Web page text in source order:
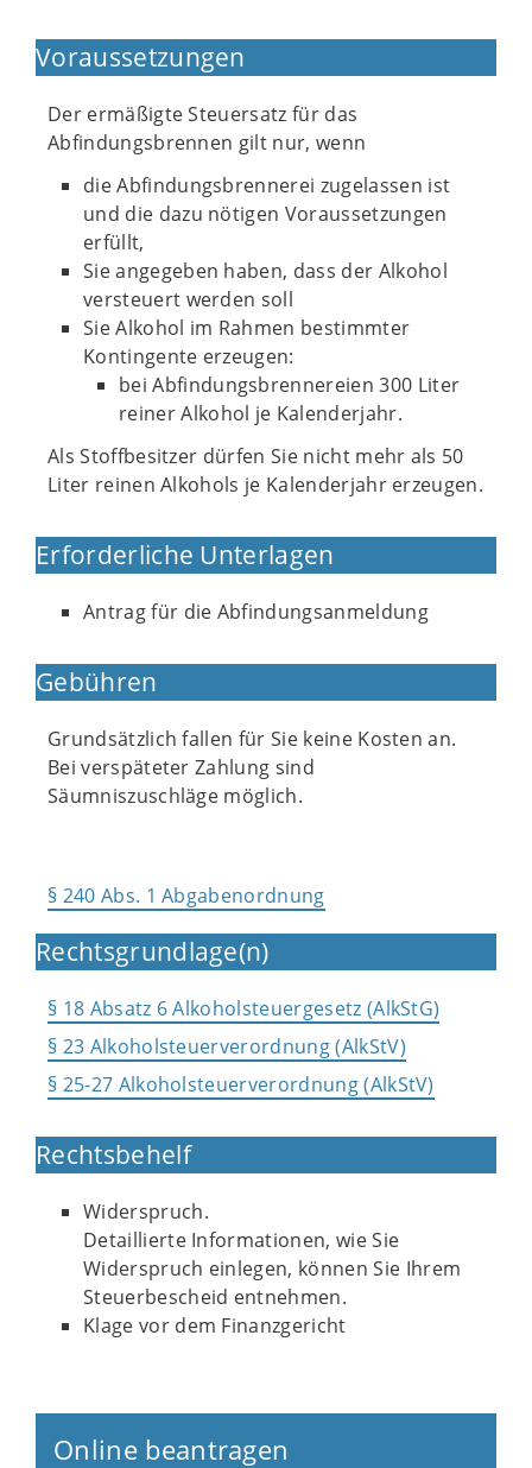
Voraussetzungen
Der ermäßigte Steuersatz für das
Abfindungsbrennen gilt nur, wenn
die Abfindungsbrennerei zugelassen ist
und die dazu nötigen Voraussetzungen
erfüllt,
Sie angegeben haben, dass der Alkohol
versteuert werden soll
Sie Alkohol im Rahmen bestimmter
Kontingente erzeugen:
bei Abfindungsbrennereien 300 Liter
reiner Alkohol je Kalenderjahr.
Als Stoffbesitzer dürfen Sie nicht mehr als 50
Liter reinen Alkohols je Kalenderjahr erzeugen.
Erforderliche Unterlagen
Antrag für die Abfindungsanmeldung
Gebühren
Grundsätzlich fallen für Sie keine Kosten an.
Bei verspäteter Zahlung sind
Säumniszuschläge möglich.
§ 240 Abs. 1 Abgabenordnung
Rechtsgrundlage(n)
§ 18 Absatz 6 Alkoholsteuergesetz (AlkStG)
§ 23 Alkoholsteuerverordnung (AlkStV)
§ 25-27 Alkoholsteuerverordnung (AlkStV)
Rechtsbehelf
Widerspruch.
Detaillierte Informationen, wie Sie
Widerspruch einlegen, können Sie Ihrem
Steuerbescheid entnehmen.
Klage vor dem Finanzgericht
Online beantragen